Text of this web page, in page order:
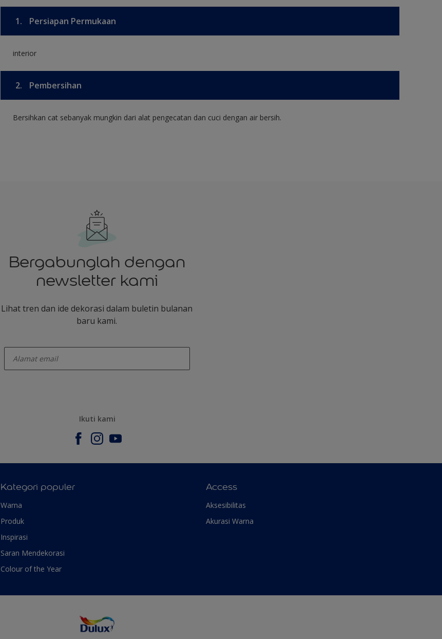
1. Persiapan Permukaan
interior
2. Pembersihan
Bersihkan cat sebanyak mungkin dari alat pengecatan dan cuci dengan air bersih.
Bergabunglah dengan
newsletter kami
Lihat tren dan ide dekorasi dalam buletin bulanan
baru kami.
Ikuti kami
Kategori populer
Warna
Produk
Inspirasi
Saran Mendekorasi
Colour of the Year
Access
Aksesibilitas
Akurasi Warna